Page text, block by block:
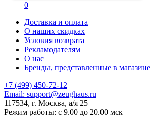
0
Доставка и оплата
О наших скидках
Условия возврата
Рекламодателям
О нас
Бренды, представленные в магазине
+7 (499) 450-72-12
Email: support@zeughaus.ru
117534, г. Москва, а/я 25
Режим работы: с 9.00 до 20.00 мск